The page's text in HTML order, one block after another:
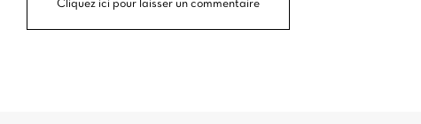
Cliquez ici pour laisser un commentaire